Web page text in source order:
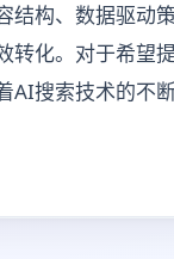
结构、数据驱动策
转化。对于希望提
AI搜索技术的不